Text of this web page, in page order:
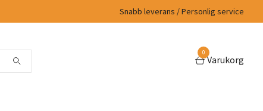
Snabb leverans / Personlig service
0
Varukorg